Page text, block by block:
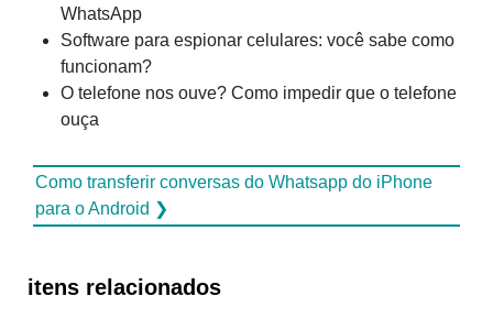
WhatsApp
Software para espionar celulares: você sabe como
funcionam?
O telefone nos ouve? Como impedir que o telefone
ouça
Como transferir conversas do Whatsapp do iPhone
para o Android ❯
itens relacionados